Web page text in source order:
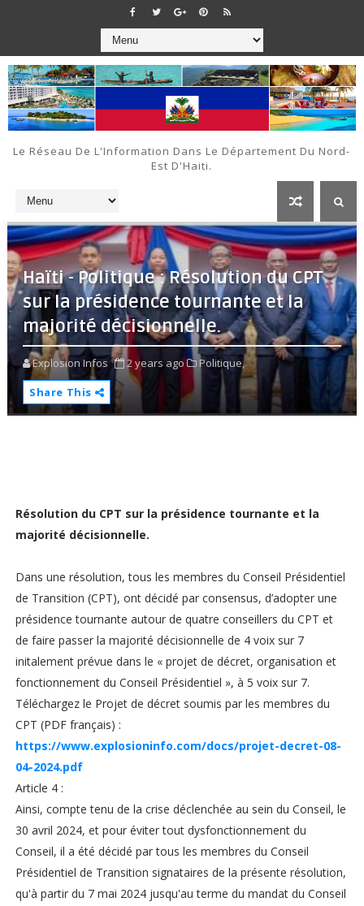
Le Réseau De L'Information Dans Le Département Du Nord-
Est D'Haiti.
Haïti - Politique : Résolution du CPT
sur la présidence tournante et la
majorité décisionnelle.
Explosion Infos 2 years ago
Politique,
Share This
Résolution du CPT sur la présidence tournante et la
majorité décisionnelle.
Dans une résolution, tous les membres du Conseil Présidentiel
de Transition (CPT), ont décidé par consensus, d’adopter une
présidence tournante autour de quatre conseillers du CPT et
de faire passer la majorité décisionnelle de 4 voix sur 7
initalement prévue dans le « projet de décret, organisation et
fonctionnement du Conseil Présidentiel », à 5 voix sur 7.
Téléchargez le Projet de décret soumis par les membres du
CPT (PDF français) :
https://www.explosioninfo.com/docs/projet-decret-08-
04-2024.pdf
Article 4 :
Ainsi, compte tenu de la crise déclenchée au sein du Conseil, le
30 avril 2024, et pour éviter tout dysfonctionnement du
Conseil, il a été décidé par tous les membres du Conseil
Présidentiel de Transition signataires de la présente résolution,
qu'à partir du 7 mai 2024 jusqu'au terme du mandat du Conseil